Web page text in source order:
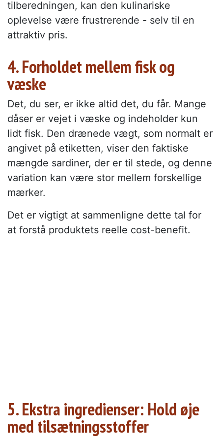
tilberedningen, kan den kulinariske
oplevelse være frustrerende - selv til en
attraktiv pris.
4. Forholdet mellem fisk og
væske
Det, du ser, er ikke altid det, du får. Mange
dåser er vejet i væske og indeholder kun
lidt fisk. Den drænede vægt, som normalt er
angivet på etiketten, viser den faktiske
mængde sardiner, der er til stede, og denne
variation kan være stor mellem forskellige
mærker.
Det er vigtigt at sammenligne dette tal for
at forstå produktets reelle cost-benefit.
5. Ekstra ingredienser: Hold øje
med tilsætningsstoffer